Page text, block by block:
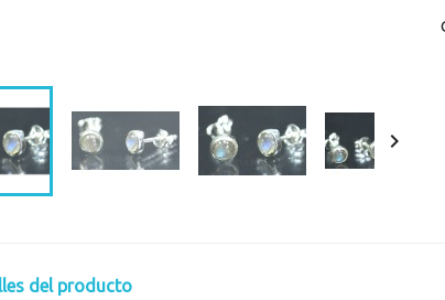

del producto